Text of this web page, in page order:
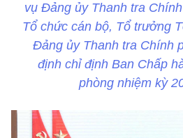
vụ Đảng ủy Thanh tra
Tổ chức cán bộ, Tổ trưởng
Đảng ủy Thanh tra Chính
định chỉ định Ban Chấp
phòng nhiệm kỳ